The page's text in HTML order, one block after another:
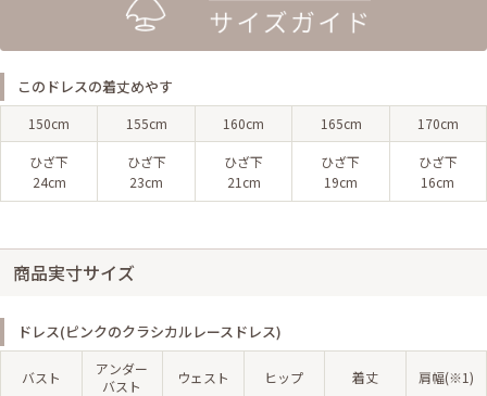
このドレスの着丈めやす
150cm 155cm 160cm 165cm 170cm
ひざ下
24cm
ひざ下
23cm
ひざ下
21cm
ひざ下
19cm
ひざ下
16cm
商品実寸サイズ
ドレス(ピンクのクラシカルレースドレス)
バスト
アンダー
バスト
ウェスト ヒップ 着丈 肩幅(※1)